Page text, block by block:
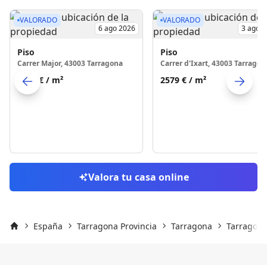
VALORADO
6 ago 2026
Piso
Carrer Major, 43003 Tarragona
2546 € / m²
VALORADO
3 ago
Piso
Carrer d'Ixart, 43003
2579 € / m²
Valora tu casa online
España Tarragona Provincia Tarragona